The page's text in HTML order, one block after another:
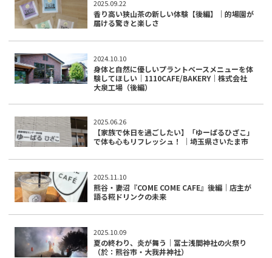
2025.09.22
香り高い狭山茶の新しい体験【後編】｜的場園が
届ける驚きと楽しさ
2024.10.10
身体と自然に優しいプラントベースメニューを体
験してほしい｜1110CAFE/BAKERY｜株式会社
大泉工場（後編）
2025.06.26
【家族で休日を過ごしたい】「ゆーぱるひざこ」
で体も心もリフレッシュ！ ｜埼玉県さいたま市
2025.11.10
熊谷・妻沼『COME COME CAFE』後編｜店主が
語る糀ドリンクの未来
2025.10.09
夏の終わり、炎が舞う｜冨士浅間神社の火祭り
（於：熊谷市・大我井神社）